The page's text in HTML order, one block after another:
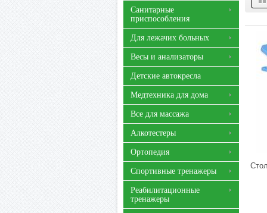
Санитарные
приспособления
Для лежачих больных
Весы и анализаторы
Детские автокресла
Медтехника для дома
Все для массажа
Алкотестеры
Ортопедия
Спортивные тренажеры
Реабилитационные
тренажеры